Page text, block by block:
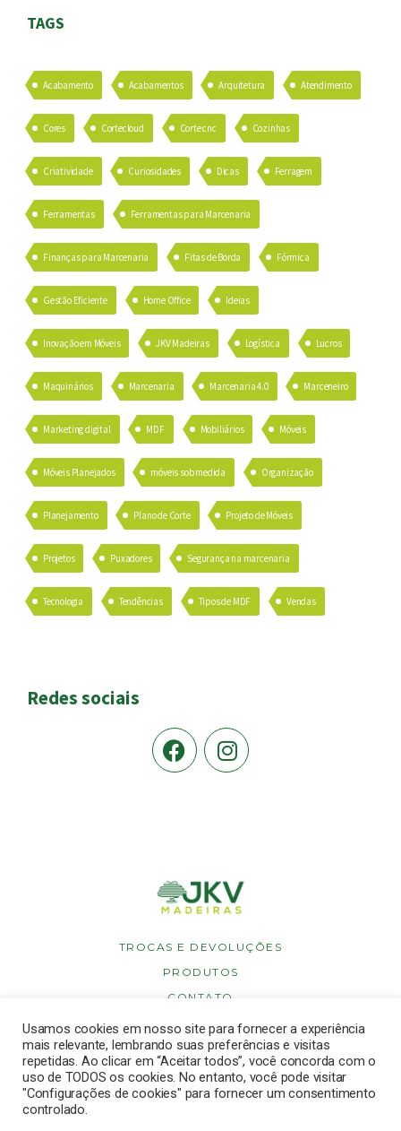
TAGS
Acabamento Acabamentos Arquitetura Atendimento
Cores Cortecloud Corte cnc Cozinhas
Criatividade Curiosidades Dicas Ferragem
Ferramentas Ferramentas para Marcenaria
Finanças para Marcenaria Fitas de Borda Fórmica
Gestão Eficiente Home Office Ideias
Inovação em Móveis JKV Madeiras Logística Lucros
Maquinários Marcenaria Marcenaria 4.0 Marceneiro
Marketing digital MDF Mobiliários Móveis
Móveis Planejados móveis sob medida Organização
Planejamento Plano de Corte Projeto de Móveis
Projetos Puxadores Segurança na marcenaria
Tecnologia Tendências Tipos de MDF Vendas
Redes sociais
TROCAS E DEVOLUÇÕES
PRODUTOS
CONTATO
POLÍTICA DE PRIVACIDADE
POLÍTICA DE COOKIES
Copyright © 2026 JKV Madeiras. Todos os direitos reservados.
Usamos cookies em nosso site para fornecer a experiência
mais relevante, lembrando suas preferências e visitas
repetidas. Ao clicar em “Aceitar todos”, você concorda com o
uso de TODOS os cookies. No entanto, você pode visitar
"Configurações de cookies" para fornecer um consentimento
controlado.